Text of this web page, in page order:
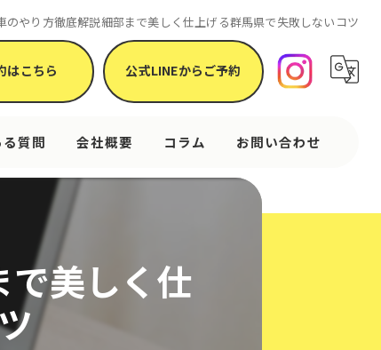
のやり方徹底解説細部まで美しく仕上げる群馬県で失敗しないコツ
はこちら 公式LINEからご予約
質問 会社概要 コラム お問い合わせ
で美しく仕